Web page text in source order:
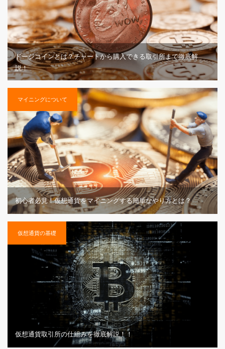
ドージコインとは？チャートから購入できる取引所まで徹底解
説！
マイニングについて
初心者必見！仮想通貨をマイニングする簡単なやり方とは？
仮想通貨の基礎
仮想通貨取引所の仕組みを徹底解説！！